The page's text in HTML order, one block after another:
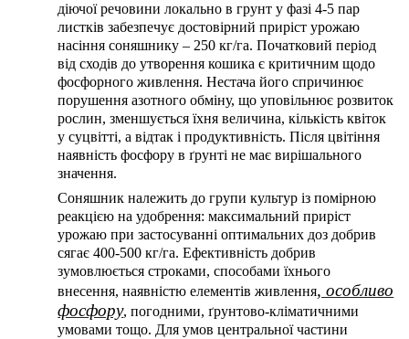
діючої речовини локально в грунт у фазі 4-5 пар
листків забезпечує достовірний приріст урожаю
насіння соняшнику – 250 кг/га. Початковий період
від сходів до утворення кошика є критичним щодо
фосфорного живлення. Нестача його спричинює
порушення азотного обміну, що уповільнює розвиток
рослин, зменшується їхня величина, кількість квіток
у суцвітті, а відтак і продуктивність. Після цвітіння
наявність фосфору в ґрунті не має вирішального
значення.
Соняшник належить до групи культур із помірною
реакцією на удобрення: максимальний приріст
урожаю при застосуванні оптимальних доз добрив
сягає 400-500 кг/га. Ефективність добрив
зумовлюється строками, способами їхнього
внесення, наявністю елементів живлення, особливо
фосфору, погодними, ґрунтово-кліматичними
умовами тощо. Для умов центральної частини